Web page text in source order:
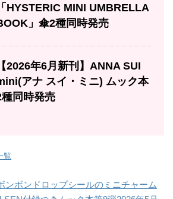
「HYSTERIC MINI UMBRELLA
」傘2種同時発売
【2026年6月新刊】ANNA SUI
アナ スイ・ミニ) ムック本
同時発売
覧
ンボンドロップシールのミニチャーム